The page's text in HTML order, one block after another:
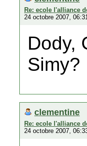
Re: ecole l'alliance
24 octobre 2007,
Dody,
Simy?
clementine
Re: ecole l'alliance
24 octobre 2007,